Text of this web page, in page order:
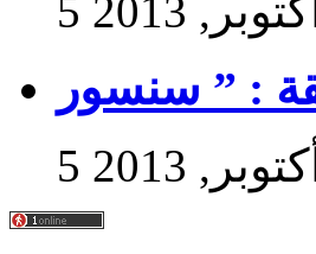
أكتوبر, 2013
5 أكتوبر, 2013